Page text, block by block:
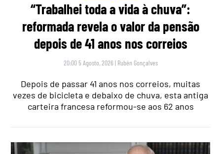
“Trabalhei toda a vida à chuva”:
reformada revela o valor da pensão
depois de 41 anos nos correios
20:00 5 Agosto, 2026 | Rubén Gonçalves
Depois de passar 41 anos nos correios, muitas
vezes de bicicleta e debaixo de chuva, esta antiga
carteira francesa reformou-se aos 62 anos